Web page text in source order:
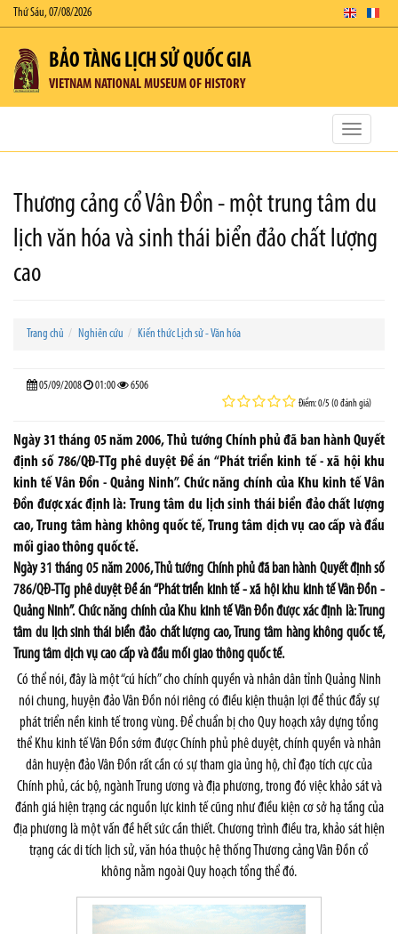
Thứ Sáu, 07/08/2026
BẢO TÀNG LỊCH SỬ QUỐC GIA
VIETNAM NATIONAL MUSEUM OF HISTORY
Toggle
Thương cảng cổ Vân Đồn - một trung tâm du
lịch văn hóa và sinh thái biển đảo chất lượng
cao
Trang chủ Nghiên cứu Kiến thức Lịch sử - Văn hóa
05/09/2008 01:00 6506
Điểm: 0/5 (0 đánh giá)
Ngày 31 tháng 05 năm 2006, Thủ tướng Chính phủ đã ban hành Quyết
định số 786/QĐ-TTg phê duyệt Đề án “Phát triển kinh tế - xã hội khu
kinh tế Vân Đồn - Quảng Ninh”. Chức năng chính của Khu kinh tế Vân
Đồn được xác định là: Trung tâm du lịch sinh thái biển đảo chất lượng
cao, Trung tâm hàng không quốc tế, Trung tâm dịch vụ cao cấp và đầu
mối giao thông quốc tế.
Ngày 31 tháng 05 năm 2006, Thủ tướng Chính phủ đã ban hành Quyết định số
786/QĐ-TTg phê duyệt Đề án “Phát triển kinh tế - xã hội khu kinh tế Vân Đồn -
Quảng Ninh”. Chức năng chính của Khu kinh tế Vân Đồn được xác định là: Trung
tâm du lịch sinh thái biển đảo chất lượng cao, Trung tâm hàng không quốc tế,
Trung tâm dịch vụ cao cấp và đầu mối giao thông quốc tế.
Có thể nói, đây là một “cú hích” cho chính quyền và nhân dân tỉnh Quảng Ninh
nói chung, huyện đảo Vân Đồn nói riêng có điều kiện thuận lợi để thúc đẩy sự
phát triển nền kinh tế trong vùng. Để chuẩn bị cho Quy hoạch xây dựng tổng
thể Khu kinh tế Vân Đồn sớm được Chính phủ phê duyệt, chính quyền và nhân
dân huyện đảo Vân Đồn rất cần có sự tham gia ủng hộ, chỉ đạo tích cực của
Chính phủ, các bộ, ngành Trung ương và địa phương, trong đó việc khảo sát và
đánh giá hiện trạng các nguồn lực kinh tế cũng như điều kiện cơ sở hạ tầng của
địa phương là một vấn đề hết sức cần thiết. Chương trình điều tra, khảo sát hiện
trạng các di tích lịch sử, văn hóa thuộc hệ thống Thương cảng Vân Đồn cổ
không nằm ngoài Quy hoạch tổng thể đó.